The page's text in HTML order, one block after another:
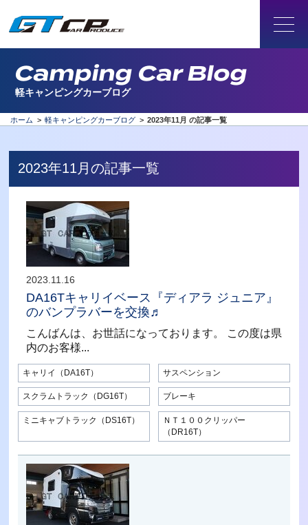
Camping Car Blog
軽キャンピングカーブログ
ホーム > 軽キャンピングカーブログ > 2023年11月 の記事一覧
2023年11月の記事一覧
2023.11.16
DA16Tキャリイベース『ディアラ ジュニア』
のバンプラバーを交換♬
こんばんは、お世話になっております。 この度は県
内のお客様...
キャリイ（DA16T） サスペンション
スクラムトラック（DG16T） ブレーキ
ミニキャブトラック（DS16T）
ＮＴ１００クリッパー
（DR16T）